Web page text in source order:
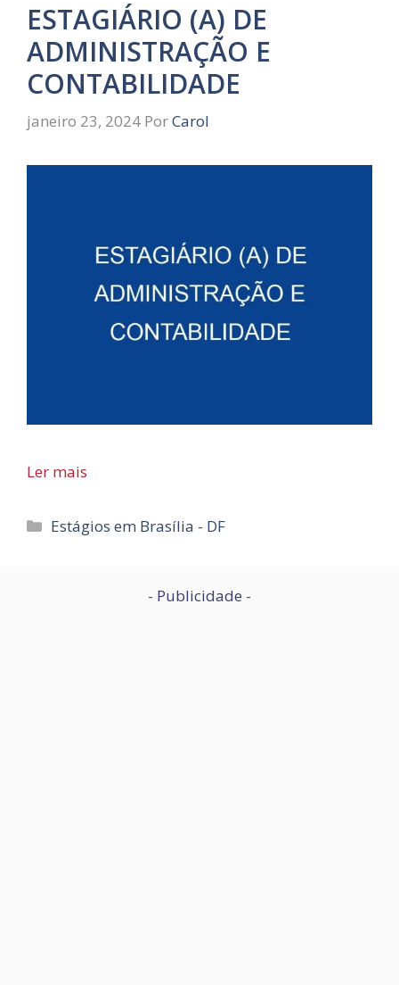
ESTAGIÁRIO (A) DE
ADMINISTRAÇÃO E
CONTABILIDADE
janeiro 23, 2024 PorCarol
Ler mais
Categorias
Estágios em Brasília - DF
- Publicidade -